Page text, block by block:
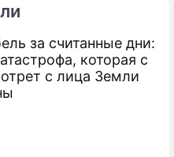
за считанные дни:
которая с
с лица Земли
из
яиц